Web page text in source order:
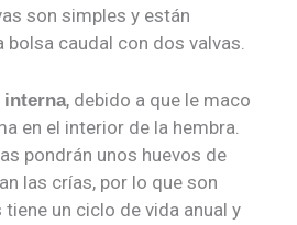
son simples y están
caudal con dos valvas.
interna, debido a que le maco
en el interior de la hembra.
pondrán unos huevos de
las crías, por lo que son
tiene un ciclo de vida anual y